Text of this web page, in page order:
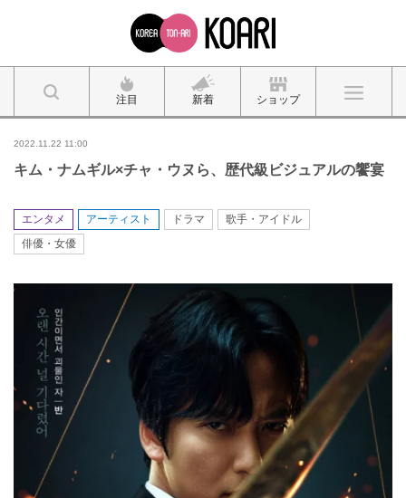
注目 新着 ショップ
2022.11.22 11:00
キム・ナムギル×チャ・ウヌら、歴代級ビジュアルの饗宴
エンタメ アーティスト ドラマ
歌手・アイドル
俳優・女優